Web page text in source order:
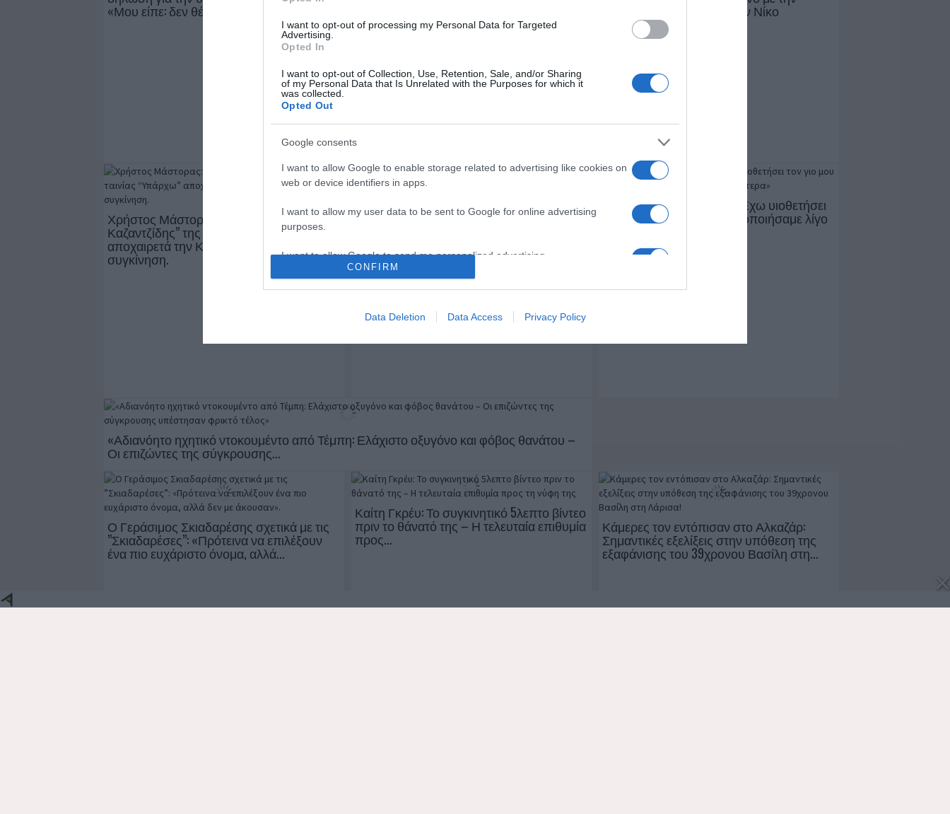
I want to opt-out of processing my Personal Data for Targeted
Advertising.
Opted In
I want to opt-out of Collection, Use, Retention, Sale, and/or Sharing
of my Personal Data that Is Unrelated with the Purposes for which it
was collected.
Opted Out
Google consents
I want to allow Google to enable storage related to advertising like cookies on
web or device identifiers in apps.
I want to allow my user data to be sent to Google for online advertising
purposes.
I want to allow Google to send me personalized advertising.
I want to allow Google to enable storage related to analytics like cookies on
I want to allow Google to enable storage related to security, including
CONFIRM
Data Deletion Data Access Privacy Policy
«Μου είπε: δεν θέλω... Τατιάνα Στεφανίδου και τον Νίκο
Ευαγγελάτο»
Χρήστος Μάστορας: Ο “Στέλιος
Καζαντζίδης” της ταινίας “Υπάρχω”
αποχαιρετά την Καίτη Γκρέυ με
συγκίνηση.
The Voice: Εκπληκτική η Έλενα Παπαρίζου
Παυλίνα Κωνσταντάρα: «Έχω υιοθετήσει
τον γιο μου – Το συνειδητοποιήσαμε λίγο
«Αδιανόητο ηχητικό ντοκουμέντο από Τέμπη: Ελάχιστο οξυγόνο και φόβος θανάτου –
Οι επιζώντες της σύγκρουσης...
Ο Γεράσιμος Σκιαδαρέσης σχετικά με τις
”Σκιαδαρέσες”: «Πρότεινα να επιλέξουν
ένα πιο ευχάριστο όνομα, αλλά...
Καίτη Γκρέυ: Το συγκινητικό 5λεπτο βίντεο
πριν το θάνατό της – Η τελευταία επιθυμία
προς...
Κάμερες τον εντόπισαν στο Αλκαζάρ:
Σημαντικές εξελίξεις στην υπόθεση της
εξαφάνισης του 39χρονου Βασίλη στη...